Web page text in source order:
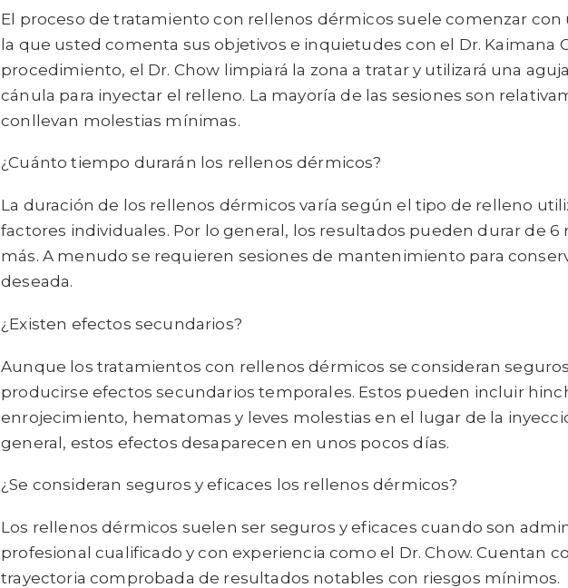
El proceso de tratamiento con rellenos dérmicos suele comenzar con
la que usted comenta sus objetivos e inquietudes con el Dr. Kaimana
procedimiento, el Dr. Chow limpiará la zona a tratar y utilizará una
cánula para inyectar el relleno. La mayoría de las sesiones son
conllevan molestias mínimas.
¿Cuánto tiempo durarán los rellenos dérmicos?
La duración de los rellenos dérmicos varía según el tipo de relleno
factores individuales. Por lo general, los resultados pueden durar de 6
más. A menudo se requieren sesiones de mantenimiento para
deseada.
¿Existen efectos secundarios?
Aunque los tratamientos con rellenos dérmicos se consideran
producirse efectos secundarios temporales. Estos pueden incluir
enrojecimiento, hematomas y leves molestias en el lugar de la
general, estos efectos desaparecen en unos pocos días.
¿Se consideran seguros y eficaces los rellenos dérmicos?
Los rellenos dérmicos suelen ser seguros y eficaces cuando son
profesional cualificado y con experiencia como el Dr. Chow. Cuentan
trayectoria comprobada de resultados notables con riesgos mínimos.